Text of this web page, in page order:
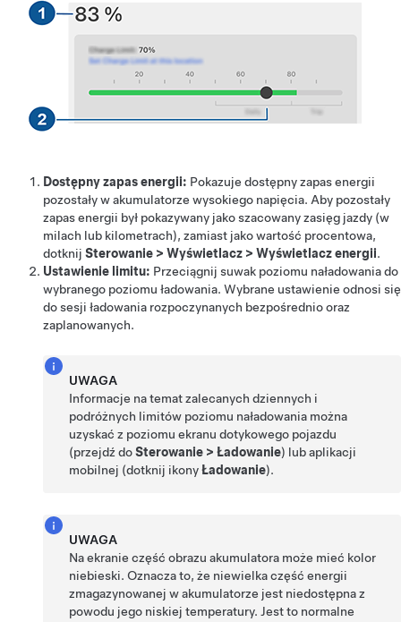
Dostępny zapas energii: Pokazuje dostępny zapas energii
pozostały w akumulatorze wysokiego napięcia. Aby pozostały
zapas energii był pokazywany jako szacowany zasięg jazdy (w
milach lub kilometrach), zamiast jako wartość procentowa,
dotknij Sterowanie > Wyświetlacz > Wyświetlacz energii.
Ustawienie limitu: Przeciągnij suwak poziomu naładowania do
wybranego poziomu ładowania. Wybrane ustawienie odnosi się
do sesji ładowania rozpoczynanych bezpośrednio oraz
zaplanowanych.
UWAGA
Informacje na temat zalecanych dziennych i
podróżnych limitów poziomu naładowania można
uzyskać z poziomu ekranu dotykowego pojazdu
(przejdź doSterowanie >Ładowanie) lub aplikacji
mobilnej (dotknij ikonyŁadowanie).
UWAGA
Na ekranie część obrazu akumulatora może mieć kolor
niebieski. Oznacza to, że niewielka część energii
zmagazynowanej w akumulatorze jest niedostępna z
powodu jego niskiej temperatury. Jest to normalne